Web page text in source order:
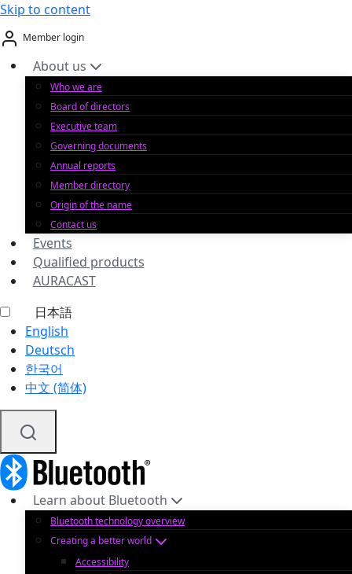
Skip to content
Member login
About us
Who we are
Board of directors
Executive team
Governing documents
Annual reports
Member directory
Origin of the name
Contact us
Events
Qualified products
AURACAST
日本語
English
Deutsch
한국어
中文 (简体)
Learn about Bluetooth
Bluetooth technology overview
Creating a better world
Accessibility